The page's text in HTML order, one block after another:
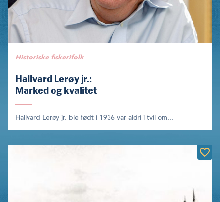
Historiske fiskerifolk
Hallvard Lerøy jr.:
Marked og kvalitet
Hallvard Lerøy jr. ble født i 1936 var aldri i tvil om...